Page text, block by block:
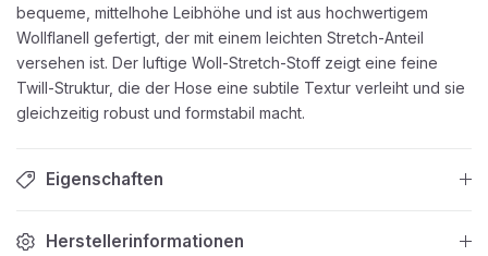
bequeme, mittelhohe Leibhöhe und ist aus hochwertigem
Wollflanell gefertigt, der mit einem leichten Stretch-Anteil
versehen ist. Der luftige Woll-Stretch-Stoff zeigt eine feine
Twill-Struktur, die der Hose eine subtile Textur verleiht und sie
gleichzeitig robust und formstabil macht.
Eigenschaften
Herstellerinformationen